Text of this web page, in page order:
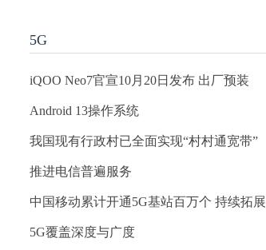
5G
iQOO Neo7官宣10月20日发布 出厂预装
Android 13操作系统
我国现有行政村已全面实现“村村通宽带”
推进电信普遍服务
中国移动累计开通5G基站百万个 持续拓展
5G覆盖深度与广度